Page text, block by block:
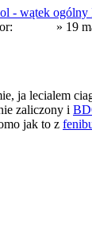
- wątek ogólny
» 19
ja lecialem
zaliczony i
jak to z